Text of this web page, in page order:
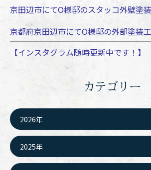
京田辺市にてO様邸のスタッコ外壁塗装
京都府京田辺市にてO様邸の外部塗装工
【インスタグラム随時更新中です！】
カテゴリー
2026年
2025年